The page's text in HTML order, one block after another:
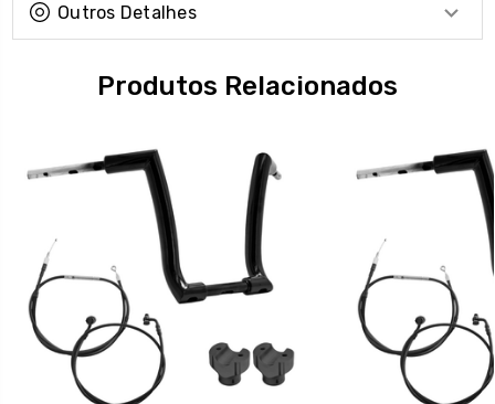
Outros Detalhes
Produtos Relacionados